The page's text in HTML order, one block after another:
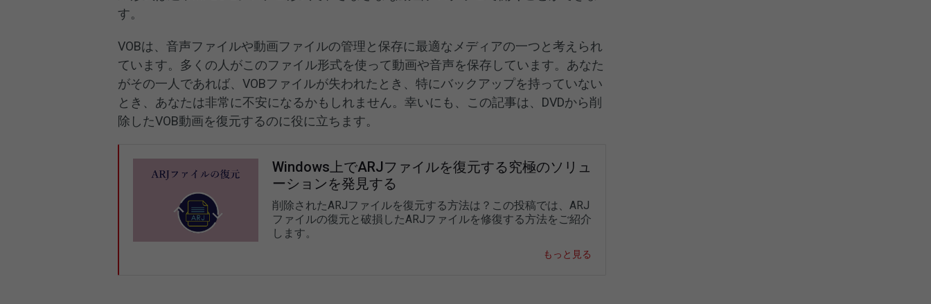
す。
VOBは、音声ファイルや動画ファイルの管理と保存に最適なメディアの一つと考えられ
ています。多くの人がこのファイル形式を使って動画や音声を保存しています。あなた
がその一人であれば、VOBファイルが失われたとき、特にバックアップを持っていない
とき、あなたは非常に不安になるかもしれません。幸いにも、この記事は、DVDから削
除したVOB動画を復元するのに役に立ちます。
Windows上でARJファイルを復元する究極のソリュ
ーションを発見する
削除されたARJファイルを復元する方法は？この投稿では、ARJ
ファイルの復元と破損したARJファイルを修復する方法をご紹介
します。
もっと見る